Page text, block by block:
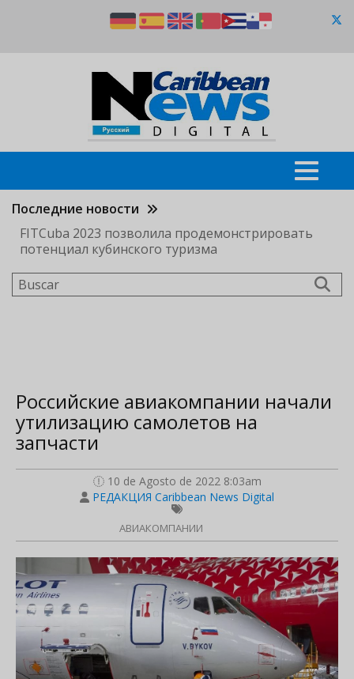
Последние новости
FITCuba 2023 позволила продемонстрировать
потенциал кубинского туризма
Buscar
Российские авиакомпании начали
утилизацию самолетов на
запчасти
10 de Agosto de 2022 8:03am
РЕДАКЦИЯ Caribbean News Digital
АВИАКОМПАНИИ